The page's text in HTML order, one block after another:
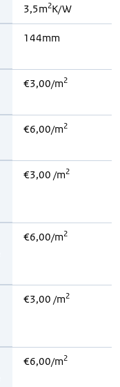
3,5m2K/W
144mm
€3,00/m2
€6,00/m2
€3,00 /m2
€6,00/m2
€3,00 /m2
€6,00/m2